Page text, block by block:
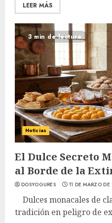
LEER MÁS
3 min de lectura
Noticias
El Dulce Secreto
al Borde de la
DOSYOGURES 11 DE MARZO
Dulces monacales de
tradición en peligro de